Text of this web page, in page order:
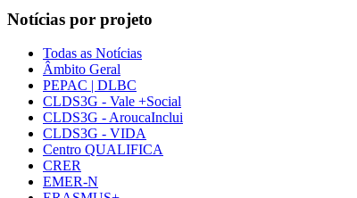
Notícias por projeto
Todas as Notícias
Âmbito Geral
PEPAC | DLBC
CLDS3G - Vale +Social
CLDS3G - AroucaInclui
CLDS3G - VIDA
Centro QUALIFICA
CRER
EMER-N